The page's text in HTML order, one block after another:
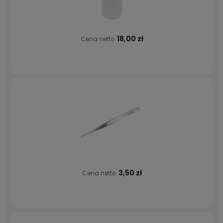
Cena netto: 18,00 zł
Cena netto: 3,50 zł